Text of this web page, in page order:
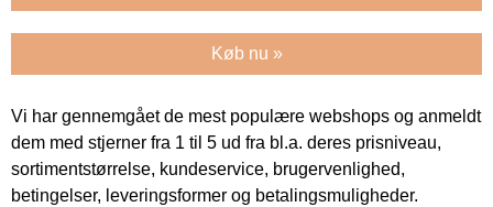
Køb nu »
Vi har gennemgået de mest populære webshops og anmeldt
dem med stjerner fra 1 til 5 ud fra bl.a. deres prisniveau,
sortimentstørrelse, kundeservice, brugervenlighed,
betingelser, leveringsformer og betalingsmuligheder.